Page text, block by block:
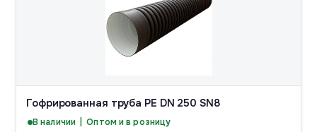
Гофрированная труба PE DN 250 SN8
В наличии | Оптом и в розницу